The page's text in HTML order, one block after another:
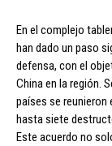
En el complejo
han dado un paso
defensa, con el
China en la región.
países se reunieron
hasta siete
Este acuerdo no